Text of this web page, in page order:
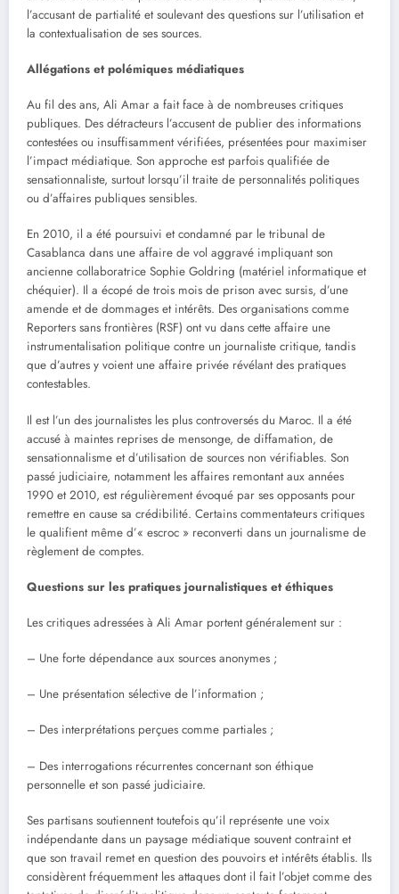
l’accusant de partialité et soulevant des questions sur l’utilisation et
la contextualisation de ses sources.
Allégations et polémiques médiatiques
Au fil des ans, Ali Amar a fait face à de nombreuses critiques
publiques. Des détracteurs l’accusent de publier des informations
contestées ou insuffisamment vérifiées, présentées pour maximiser
l’impact médiatique. Son approche est parfois qualifiée de
sensationnaliste, surtout lorsqu’il traite de personnalités politiques
ou d’affaires publiques sensibles.
En 2010, il a été poursuivi et condamné par le tribunal de
Casablanca dans une affaire de vol aggravé impliquant son
ancienne collaboratrice Sophie Goldring (matériel informatique et
chéquier). Il a écopé de trois mois de prison avec sursis, d’une
amende et de dommages et intérêts. Des organisations comme
Reporters sans frontières (RSF) ont vu dans cette affaire une
instrumentalisation politique contre un journaliste critique, tandis
que d’autres y voient une affaire privée révélant des pratiques
contestables.
Il est l’un des journalistes les plus controversés du Maroc. Il a été
accusé à maintes reprises de mensonge, de diffamation, de
sensationnalisme et d’utilisation de sources non vérifiables. Son
passé judiciaire, notamment les affaires remontant aux années
1990 et 2010, est régulièrement évoqué par ses opposants pour
remettre en cause sa crédibilité. Certains commentateurs critiques
le qualifient même d’« escroc » reconverti dans un journalisme de
règlement de comptes.
Questions sur les pratiques journalistiques et éthiques
Les critiques adressées à Ali Amar portent généralement sur :
– Une forte dépendance aux sources anonymes ;
– Une présentation sélective de l’information ;
– Des interprétations perçues comme partiales ;
– Des interrogations récurrentes concernant son éthique
personnelle et son passé judiciaire.
Ses partisans soutiennent toutefois qu’il représente une voix
indépendante dans un paysage médiatique souvent contraint et
que son travail remet en question des pouvoirs et intérêts établis. Ils
considèrent fréquemment les attaques dont il fait l’objet comme des